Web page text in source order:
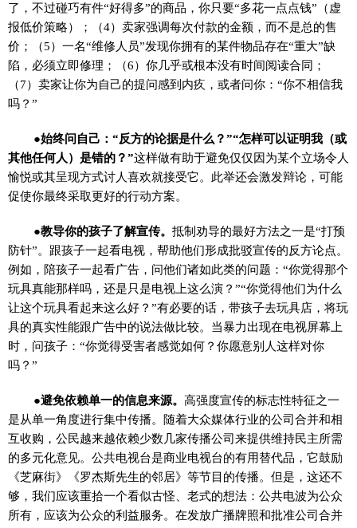
了，不过碰巧有件“好得多”的商品，你只要“多花一点点钱”（虚
报低价策略）；（4）卖家强调每次付款的金额，而不是总的售
价；（5）一名“维修人员”发现你拥有的某件物品存在“重大”缺
陷，必须立即修理；（6）你几乎或根本没有时间阅读合同；
（7）卖家让你为自己的提问感到内疚，或者问你：“你不相信我
吗？”
●始终问自己：“反方的论据是什么？”“怎样可以证明我（或
其他任何人）是错的？”这样做有助于避免仅仅因为某个立场令人
愉悦或其呈现方式讨人喜欢就接受它。此举还会激发辩论，可能
促使你最终采取更好的行动方案。
●教导你的孩子了解宣传。 抵制劝导的最好方法之一是“打预
防针”。跟孩子一起看电视，帮助他们形成批驳宣传的反方论点。
例如，陪孩子一起看广告，问他们诸如此类的问题：“你觉得那个
玩具真能那样吗，还是只是电视上这么演？”“你觉得他们为什么
让这个玩具看起来这么好？”有必要的话，带孩子去玩具店，将玩
具的真实性能跟广告中的说法做比较。当暴力出现在电视屏幕上
时，问孩子：“你觉得受害者感觉如何？你愿意别人这样对你
吗？”
●避免依赖单一的信息来源。 高强度宣传的标志性特征之一
是从单一角度进行集中传播。随着大众媒体行业的公司合并和相
互收购，公民越来越依赖少数几家传播公司来提供维持民主所需
的多元化意见。公共电视台是商业电视台的有用替代品，它鼓励
《芝麻街》《罗杰斯先生的邻居》等节目的传播。但是，这还不
够，我们应该重拾一个看似古怪、老式的想法：公共电波为公众
所有，应该为公众的利益服务。在发放广播牌照和批准公司合并